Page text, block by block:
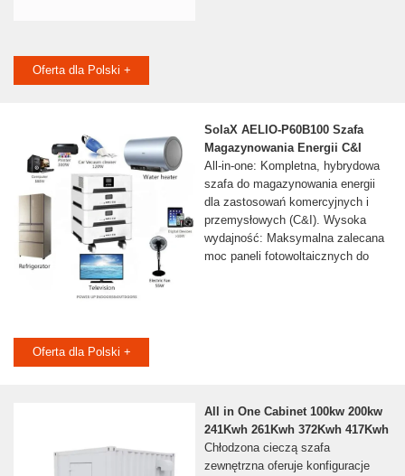
Oferta dla Polski +
SolaX AELIO-P60B100 Szafa
Magazynowania Energii C&I
All-in-one: Kompletna, hybrydowa
szafa do magazynowania energii
dla zastosowań komercyjnych i
przemysłowych (C&I). Wysoka
wydajność: Maksymalna zalecana
moc paneli fotowoltaicznych do
Oferta dla Polski +
All in One Cabinet 100kw 200kw
241Kwh 261Kwh 372Kwh 417Kwh
Chłodzona cieczą szafa
zewnętrzna oferuje konfiguracje